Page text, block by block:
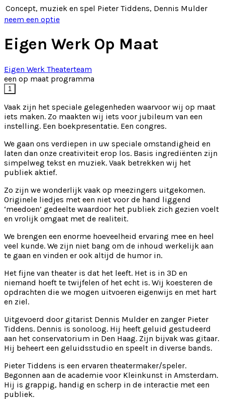
Concept, muziek en spel Pieter Tiddens, Dennis Mulder
neem een optie
Eigen Werk Op Maat
Eigen Werk Theaterteam
een op maat programma
1
Vaak zijn het speciale gelegenheden waarvoor wij op maat
iets maken. Zo maakten wij iets voor jubileum van een
instelling. Een boekpresentatie. Een congres.
We gaan ons verdiepen in uw speciale omstandigheid en
laten dan onze creativiteit erop los. Basis ingrediënten zijn
simpelweg tekst en muziek. Vaak betrekken wij het
publiek aktief.
Zo zijn we wonderlijk vaak op meezingers uitgekomen.
Originele liedjes met een niet voor de hand liggend
‘meedoen’ gedeelte waardoor het publiek zich gezien voelt
en vrolijk omgaat met de realiteit.
We brengen een enorme hoeveelheid ervaring mee en heel
veel kunde. We zijn niet bang om de inhoud werkelijk aan
te gaan en vinden er ook altijd de humor in.
Het fijne van theater is dat het leeft. Het is in 3D en
niemand hoeft te twijfelen of het echt is. Wij koesteren de
opdrachten die we mogen uitvoeren eigenwijs en met hart
en ziel.
Uitgevoerd door gitarist Dennis Mulder en zanger Pieter
Tiddens. Dennis is sonoloog. Hij heeft geluid gestudeerd
aan het conservatorium in Den Haag. Zijn bijvak was gitaar.
Hij beheert een geluidsstudio en speelt in diverse bands.
Pieter Tiddens is een ervaren theatermaker/speler.
Begonnen aan de academie voor Kleinkunst in Amsterdam.
Hij is grappig, handig en scherp in de interactie met een
publiek.